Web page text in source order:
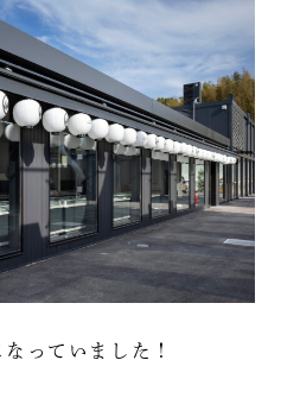
っていました！